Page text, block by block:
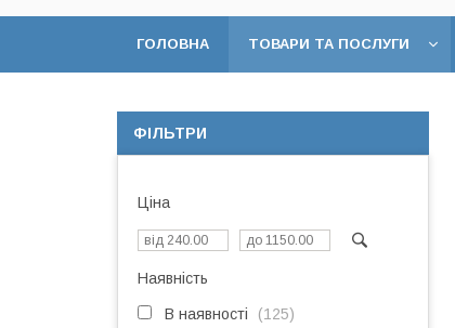
ГОЛОВНА ТОВАРИ ТА ПОСЛУГИ
ФІЛЬТРИ
Ціна
Наявність
В наявності 125